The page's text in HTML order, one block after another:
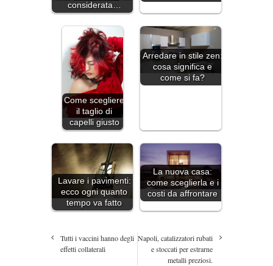
considerata…
Come scegliere
il taglio di
capelli giusto
Arredare in stile zen:
cosa significa e
come si fa?
Lavare i pavimenti:
ecco ogni quanto
tempo va fatto
La nuova casa:
come sceglierla e i
costi da affrontare
Tutti i vaccini hanno degli
effetti collaterali
Napoli, catalizzatori rubati
e stoccati per estrarne
metalli preziosi.